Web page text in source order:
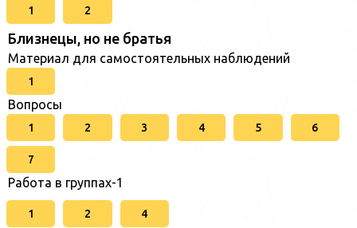
1 2
Близнецы, но не братья
Материал для самостоятельных наблюдений
1
Вопросы
1 2 3 4 5 6
7
Работа в группах-1
1 2 4